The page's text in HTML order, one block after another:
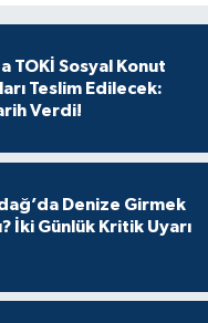
TOKİ Sosyal Konut
Teslim Edilecek:
Verdi!
Denize Girmek
İki Günlük Kritik Uyarı